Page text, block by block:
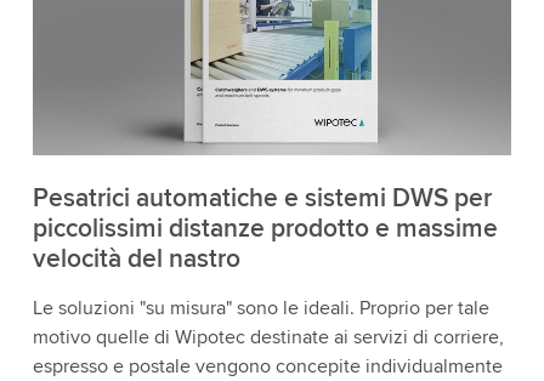
Pesatrici automatiche e sistemi DWS per
piccolissimi distanze prodotto e massime
velocità del nastro
Le soluzioni "su misura" sono le ideali. Proprio per tale
motivo quelle di Wipotec destinate ai servizi di corriere,
espresso e postale vengono concepite individualmente